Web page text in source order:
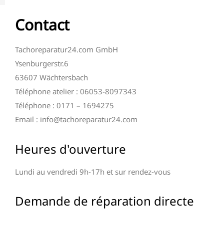
Contact
Tachoreparatur24.com GmbH
Ysenburgerstr.6
63607 Wächtersbach
Téléphone atelier : 06053-8097343
Téléphone : 0171 – 1694275
Email : info@tachoreparatur24.com
Heures d'ouverture
Lundi au vendredi 9h-17h et sur rendez-vous
Demande de réparation directe